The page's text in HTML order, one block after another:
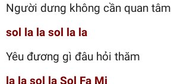
Người dưng không cần quan tâm
sol la la sol la la
Yêu đương gì đâu hỏi thăm
la la sol la Sol Fa Mi